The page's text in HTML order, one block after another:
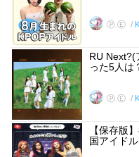
Ⓟ.Ⓔ
RU Next?(
った5人は
Ⓟ.Ⓔ
【保存版
国アイド